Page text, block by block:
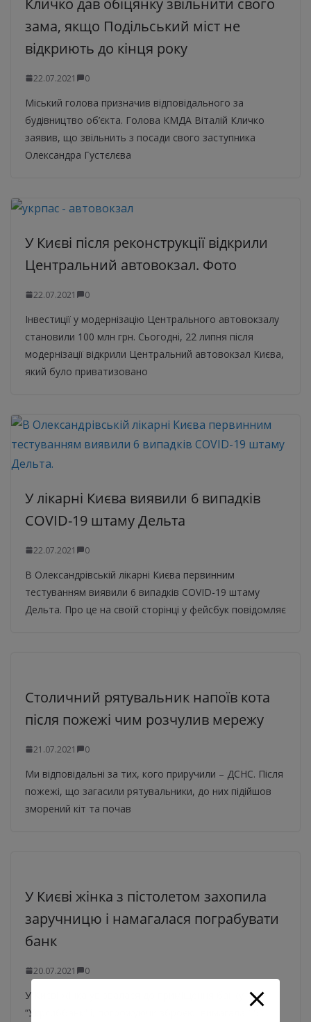
зама, якщо Подільський міст не
відкриють до кінця року
22.07.2021 0
Міський голова призначив відповідального за
будівництво об’єкта. Голова КМДА Віталій Кличко
заявив, що звільнить з посади свого заступника
Олександра Густєлєва
У Києві після реконструкції відкрили
Центральний автовокзал. Фото
22.07.2021 0
Інвестиції у модернізацію Центрального автовокзалу
становили 100 млн грн. Сьогодні, 22 липня після
модернізації відкрили Центральний автовокзал Києва,
який було приватизовано
У лікарні Києва виявили 6 випадків
COVID-19 штаму Дельта
22.07.2021 0
В Олександрівській лікарні Києва первинним
тестуванням виявили 6 випадків COVID-19 штаму
Дельта. Про це на своїй сторінці у фейсбук повідомляє
Столичний рятувальник напоїв кота
після пожежі чим розчулив мережу
21.07.2021 0
Ми відповідальні за тих, кого приручили – ДСНС. Після
пожежі, що загасили рятувальники, до них підійшов
зморений кіт та почав
У Києві жінка з пістолетом захопила
заручницю і намагалася пограбувати
банк
20.07.2021 0
У Києві жінка увірвалася до приміщення банку
“Укрсиббанк” і, погрожуючи зброєю, вимагала 15